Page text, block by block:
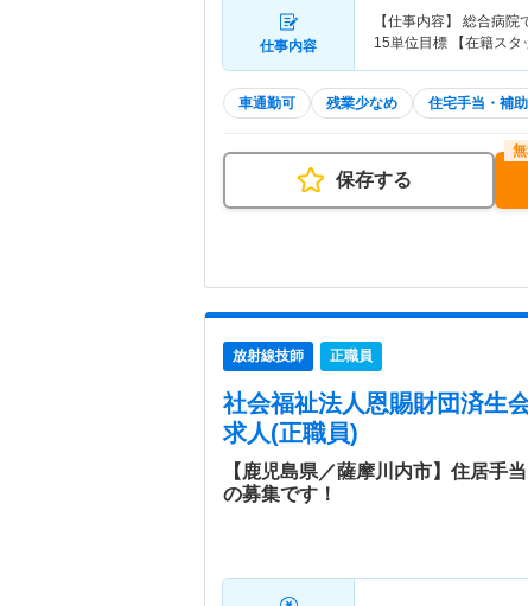
仕事内容
【仕事内容】 総合病
15単位目標 【在籍ス
車通勤可 残業少なめ 住宅手当・補助
保存する
放射線技師 正職員
社会福祉法人恩賜財団済生
求人(正職員)
【鹿児島県／薩摩川内市】住居手
の募集です！